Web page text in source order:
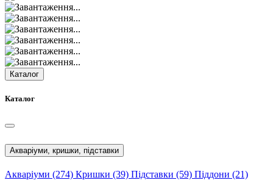
Каталог
Каталог
Акваріуми, кришки, підставки
Акваріуми (274) Кришки (39) Підставки (59) Піддони (21)